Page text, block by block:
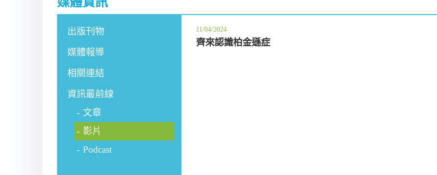
出版刊物
媒體報導
相關連結
資訊最前線
文章
影片
Podcast
11/04/2024
齊來認識柏金遜症